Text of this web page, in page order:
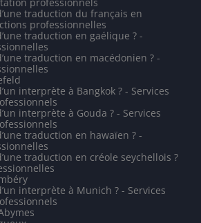
traduction du français en
professionnelles
traduction en gaélique ? -
traduction en macédonien ? -
interprète à Bangkok ? - Services
interprète à Gouda ? - Services
traduction en hawaïen ? -
traduction en créole seychellois ?
interprète à Munich ? - Services